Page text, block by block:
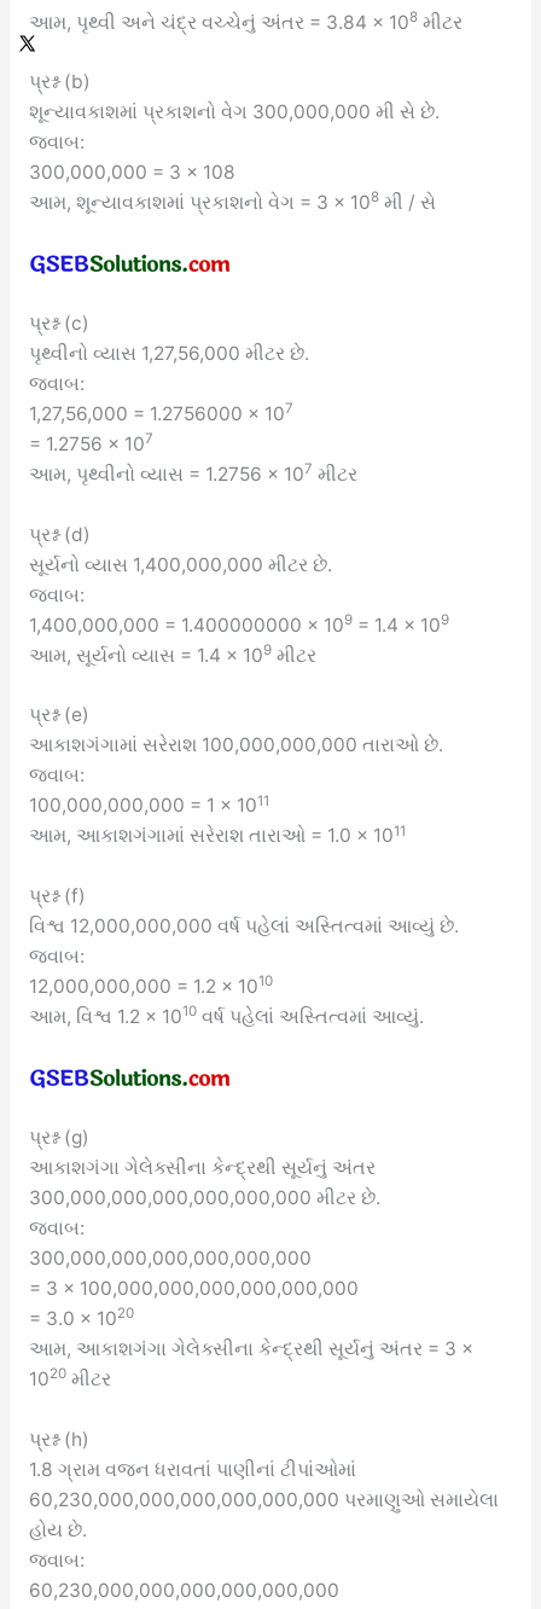
આમ, પૃથ્વી અને ચંદ્ર વચ્ચેનું અંતર = 3.84 × 108મીટર
પ્રશ્ન (b)
શૂન્યાવકાશમાં પ્રકાશનો વેગ 300,000,000 મી સે છે.
જવાબ:
300,000,000 = 3 × 108
આમ, શૂન્યાવકાશમાં પ્રકાશનો વેગ = 3 × 108મી / સે
પ્રશ્ન (c)
પૃથ્વીનો વ્યાસ 1,27,56,000 મીટર છે.
જવાબ:
1,27,56,000 = 1.2756000 × 107
= 1.2756 × 107
આમ, પૃથ્વીનો વ્યાસ = 1.2756 × 107 મીટર
પ્રશ્ન (d)
સૂર્યનો વ્યાસ 1,400,000,000 મીટર છે.
જવાબ:
1,400,000,000 = 1.400000000 × 109= 1.4 × 109
આમ, સૂર્યનો વ્યાસ = 1.4 × 109મીટર
પ્રશ્ન (e)
આકાશગંગામાં સરેરાશ 100,000,000,000 તારાઓ છે.
જવાબ:
100,000,000,000 = 1 × 1011
આમ, આકાશગંગામાં સરેરાશ તારાઓ = 1.0 × 1011
પ્રશ્ન (f)
વિશ્વ 12,000,000,000 વર્ષ પહેલાં અસ્તિત્વમાં આવ્યું છે.
જવાબ:
12,000,000,000 = 1.2 × 1010
આમ, વિશ્વ 1.2 × 1010વર્ષ પહેલાં અસ્તિત્વમાં આવ્યું.
પ્રશ્ન (g)
આકાશગંગા ગેલેક્સીના કેન્દ્રથી સૂર્યનું અંતર
300,000,000,000,000,000,000 મીટર છે.
જવાબ:
300,000,000,000,000,000,000
= 3 × 100,000,000,000,000,000,000
= 3.0 × 1020
આમ, આકાશગંગા ગેલેક્સીના કેન્દ્રથી સૂર્યનું અંતર = 3 ×
1020મીટર
પ્રશ્ન (h)
1.8 ગ્રામ વજન ધરાવતાં પાણીનાં ટીપાંઓમાં
60,230,000,000,000,000,000,000 પરમાણુઓ સમાયેલા
હોય છે.
જવાબ:
60,230,000,000,000,000,000,000